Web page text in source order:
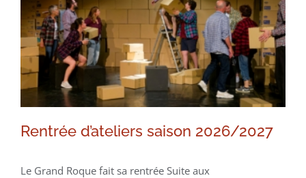
Rentrée d’ateliers saison
2026/2027
Rentrée d’ateliers saison 2026/2027
Le Grand Roque fait sa rentrée Suite aux